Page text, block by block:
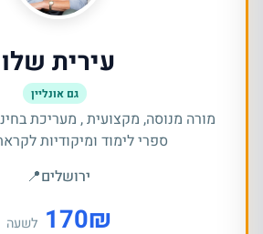
עירית שלו
גם אונליין
מורה מנוסה, מקצועית , מעריכת
ספרי לימוד ומיקודיות
ירושלים📍
₪
170 לשעה